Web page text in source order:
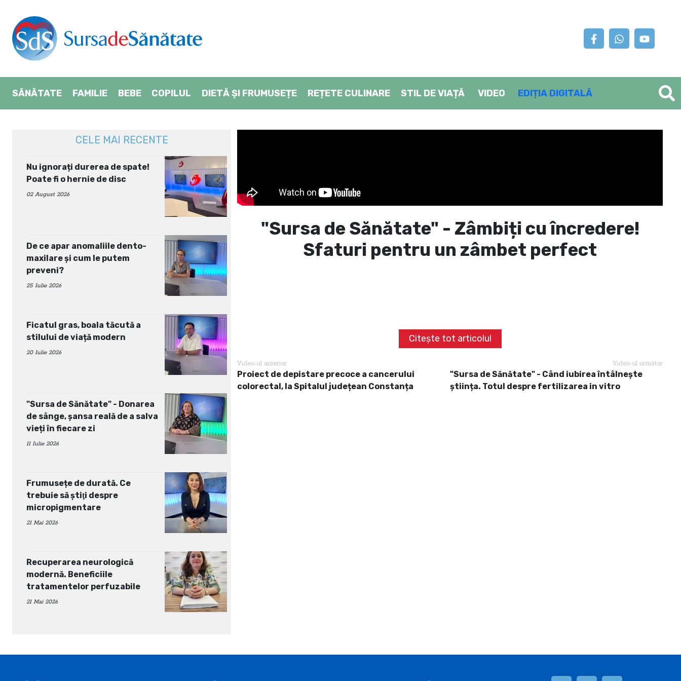
SĂNĂTATE FAMILIE BEBE COPILUL DIETĂ ŞI FRUMUSEȚE REȚETE CULINARE STIL DE VIAȚĂ VIDEO EDIȚIA DIGITALĂ
CELE MAI RECENTE
Nu ignorați durerea de spate!
Poate fi o hernie de disc
02 August 2026
De ce apar anomaliile dento-
maxilare și cum le putem
preveni?
25 Iulie 2026
Ficatul gras, boala tăcută a
stilului de viață modern
20 Iulie 2026
"Sursa de Sănătate" - Donarea
de sânge, șansa reală de a salva
vieți în fiecare zi
11 Iulie 2026
Frumusețe de durată. Ce
trebuie să ştiţi despre
micropigmentare
21 Mai 2026
Recuperarea neurologică
modernă. Beneficiile
tratamentelor perfuzabile
21 Mai 2026
"Sursa de Sănătate" - Zâmbiți cu încredere!
Sfaturi pentru un zâmbet perfect
Citește tot articolul
Video-ul anterior
Proiect de depistare precoce a cancerului
colorectal, la Spitalul județean Constanța
Video-ul următor
"Sursa de Sănătate" - Când iubirea întâlnește
știința. Totul despre fertilizarea in vitro